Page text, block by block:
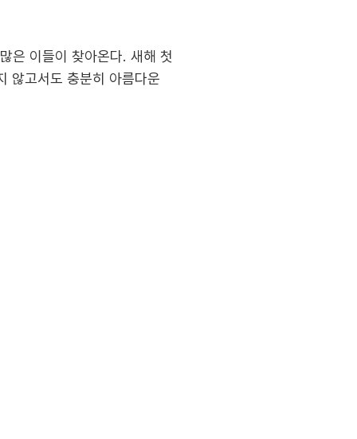
은 이들이 찾아온다. 새해 첫
않고서도 충분히 아름다운